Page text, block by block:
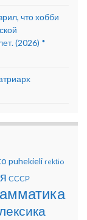
что хобби
(2026) *
puhekieli rektio
СССР